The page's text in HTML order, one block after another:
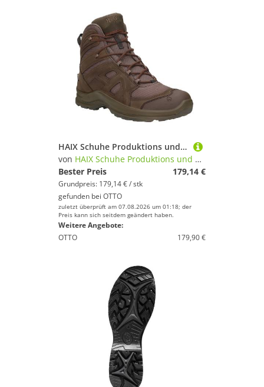
HAIX Schuhe Produktions und Vertriebs GmbH BLACK EAGLE Athletic 2.0 N GTX mid/brown UK 9.5 / EU 44 Arbeitsschuh
von HAIX Schuhe Produktions und Vertriebs GmbH
Bester Preis
179,14 €
Grundpreis: 179,14 € / stk
gefunden bei OTTO
zuletzt überprüft am 07.08.2026 um 01:18; der
Preis kann sich seitdem geändert haben.
Weitere Angebote:
OTTO
179,90 €